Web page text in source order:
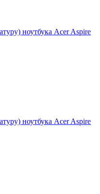
ноутбука Acer Aspire
ноутбука Acer Aspire